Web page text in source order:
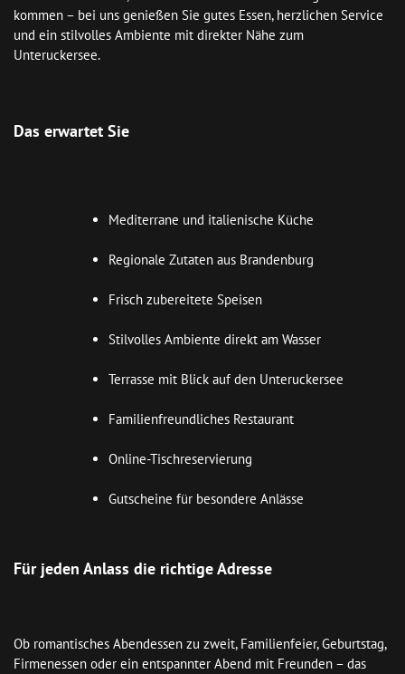
kommen – bei uns genießen Sie gutes Essen, herzlichen Service
und ein stilvolles Ambiente mit direkter Nähe zum
Unteruckersee.
Das erwartet Sie
Mediterrane und italienische Küche
Regionale Zutaten aus Brandenburg
Frisch zubereitete Speisen
Stilvolles Ambiente direkt am Wasser
Terrasse mit Blick auf den Unteruckersee
Familienfreundliches Restaurant
Online-Tischreservierung
Gutscheine für besondere Anlässe
Für jeden Anlass die richtige Adresse
Ob romantisches Abendessen zu zweit, Familienfeier, Geburtstag,
Firmenessen oder ein entspannter Abend mit Freunden – das